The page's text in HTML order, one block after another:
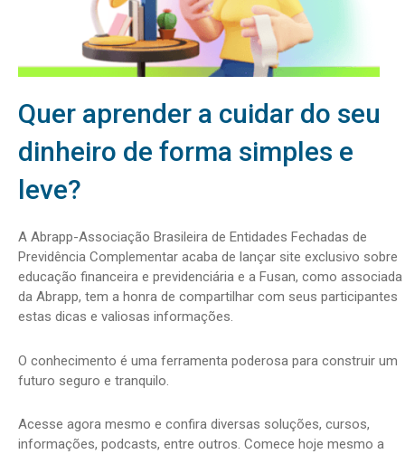
Quer aprender a cuidar do seu
dinheiro de forma simples e
leve?
A Abrapp-Associação Brasileira de Entidades Fechadas de
Previdência Complementar acaba de lançar site exclusivo sobre
educação financeira e previdenciária e a Fusan, como associada
da Abrapp, tem a honra de compartilhar com seus participantes
estas dicas e valiosas informações.
O conhecimento é uma ferramenta poderosa para construir um
futuro seguro e tranquilo.
Acesse agora mesmo e confira diversas soluções, cursos,
informações, podcasts, entre outros. Comece hoje mesmo a